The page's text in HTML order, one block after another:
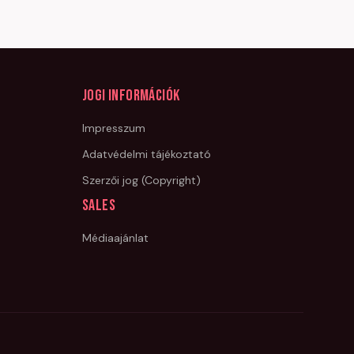
Jogi információk
Impresszum
Adatvédelmi tájékoztató
Szerzői jog (Copyright)
Sales
Médiaajánlat